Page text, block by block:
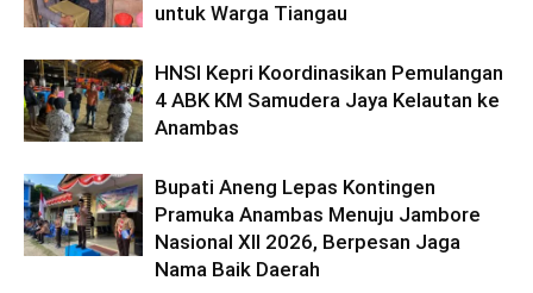
untuk Warga Tiangau
HNSI Kepri Koordinasikan Pemulangan
4 ABK KM Samudera Jaya Kelautan ke
Anambas
Bupati Aneng Lepas Kontingen
Pramuka Anambas Menuju Jambore
Nasional XII 2026, Berpesan Jaga
Nama Baik Daerah